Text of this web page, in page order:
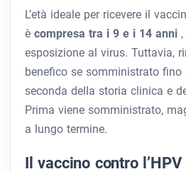
L’età ideale per ricevere il
è compresa tra i 9 e i 14 anni
esposizione al virus. Tuttavia,
benefico se somministrato fino
seconda della storia clinica e
Prima viene somministrato,
a lungo termine.
Il vaccino contro